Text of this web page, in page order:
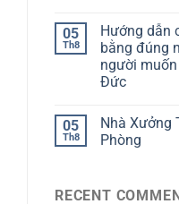
05
Th8
Hướng dẫn
bằng đúng
người
Đức
05
Th8
Nhà Xưởng
Phòng
RECENT